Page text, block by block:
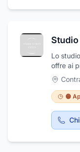
Studio
Lo
offre ai
offre
occupa
pratiche
🟠